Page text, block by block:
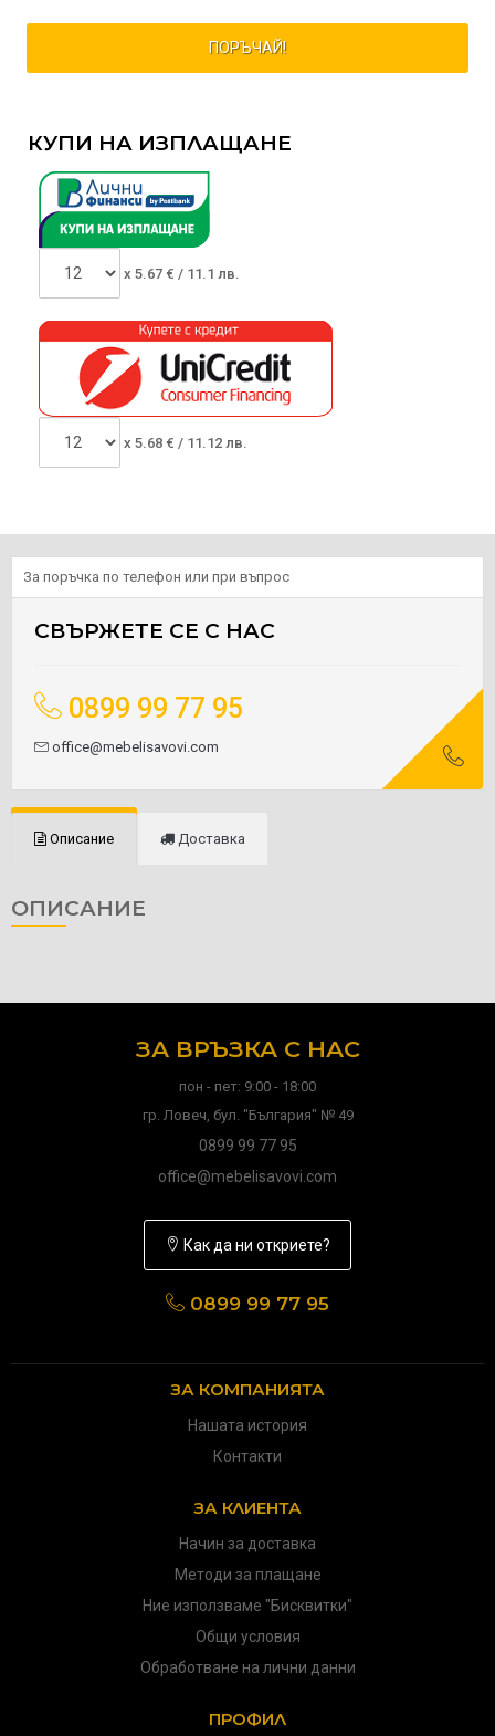
ПОРЪЧАЙ!
КУПИ НА ИЗПЛАЩАНЕ
x 5.67 € / 11.1 лв.
x 5.68 € / 11.12 лв.
За поръчка по телефон или при въпрос
СВЪРЖЕТЕ СЕ С НАС
0899 99 77 95
office@mebelisavovi.com
Описание Доставка
ОПИСАНИЕ
ЗА ВРЪЗКА С НАС
пон - пет: 9:00 - 18:00
гр. Ловеч, бул. "България" № 49
0899 99 77 95
office@mebelisavovi.com
Как да ни откриете?
0899 99 77 95
ЗА КОМПАНИЯТА
Нашата история
Контакти
ЗА КЛИЕНТА
Начин за доставка
Методи за плащане
Ние използваме "Бисквитки"
Общи условия
Обработване на лични данни
ПРОФИЛ